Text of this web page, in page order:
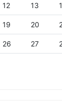
12 13
19 20
26 27